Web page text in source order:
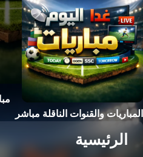
المباريات والقنوات الناقلة مباشر
الرئيسية